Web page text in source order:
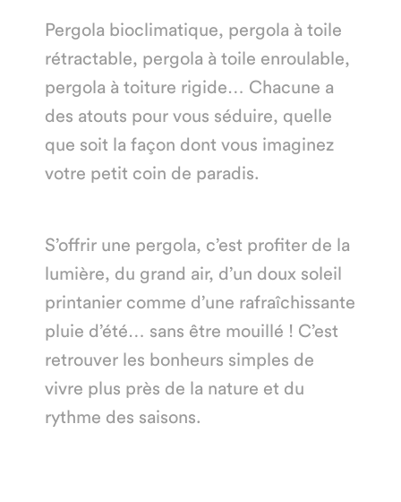
Pergola bioclimatique, pergola à toile
rétractable, pergola à toile enroulable,
pergola à toiture rigide… Chacune a
des atouts pour vous séduire, quelle
que soit la façon dont vous imaginez
votre petit coin de paradis.
S’offrir une pergola, c’est profiter de la
lumière, du grand air, d’un doux soleil
printanier comme d’une rafraîchissante
pluie d’été… sans être mouillé ! C’est
retrouver les bonheurs simples de
vivre plus près de la nature et du
rythme des saisons.